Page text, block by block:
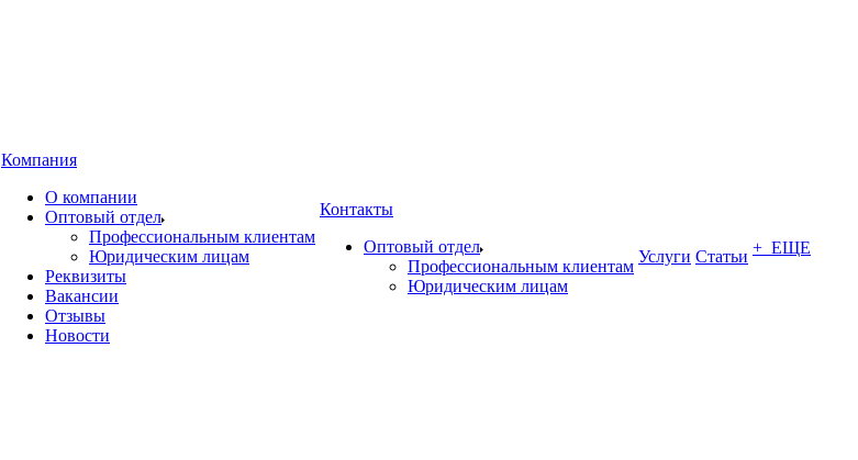
Компания
О компании
Оптовый отдел
Профессиональным клиентам
Юридическим лицам
Реквизиты
Вакансии
Отзывы
Новости
Контакты
Оптовый отдел
Профессиональным клиентам
Юридическим лицам
Услуги Статьи + ЕЩЕ